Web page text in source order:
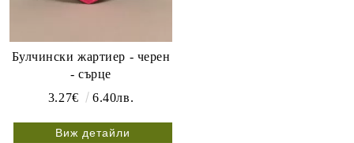
Булчински жартиер - черен
- сърце
3.27€
6.40лв.
Виж детайли